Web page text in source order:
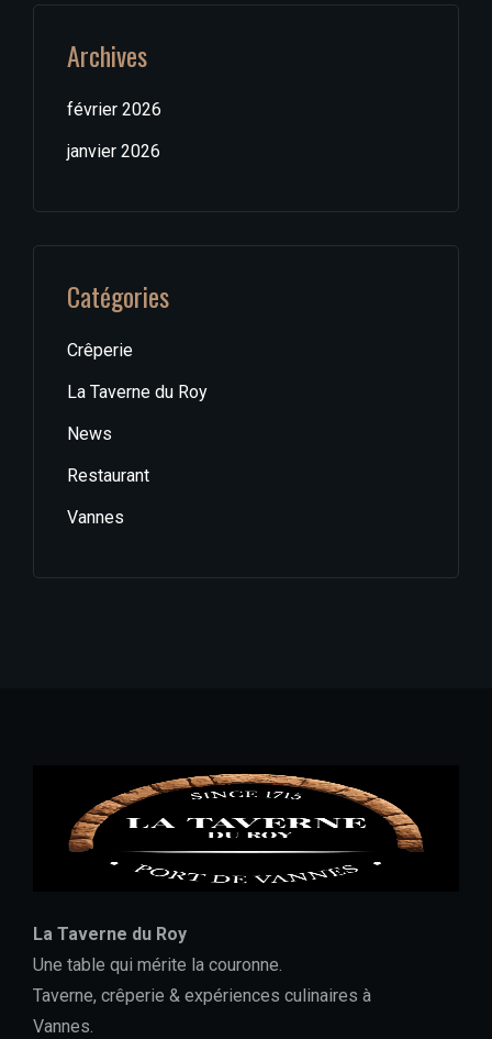
Archives
février 2026
janvier 2026
Catégories
Crêperie
La Taverne du Roy
News
Restaurant
Vannes
La Taverne du Roy
Une table qui mérite la couronne.
Taverne, crêperie & expériences culinaires à
Vannes.